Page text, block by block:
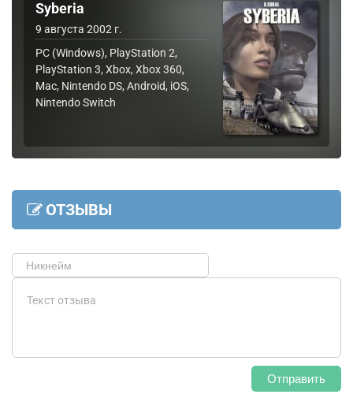
Syberia
9 августа 2002 г.
PC (Windows), PlayStation 2,
PlayStation 3, Xbox, Xbox 360,
Mac, Nintendo DS, Android, iOS,
Nintendo Switch
ОТЗЫВЫ
Отправить